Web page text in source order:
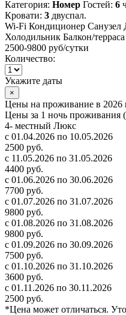
Категория: Номер Гостей: 6
Кровати: 3 двуспал.
Wi-Fi Кондиционер Санузел
Холодильник Балкон/терраса
2500-9800 руб/сутки
Количество:
Укажите даты
×
Цены на проживание в 2026
Цены за 1 ночь проживания
4- местный Люкс
с 01.04.2026 по 10.05.2026
2500 руб.
с 11.05.2026 по 31.05.2026
4400 руб.
с 01.06.2026 по 30.06.2026
7700 руб.
с 01.07.2026 по 31.07.2026
9800 руб.
с 01.08.2026 по 31.08.2026
9800 руб.
с 01.09.2026 по 30.09.2026
7500 руб.
с 01.10.2026 по 31.10.2026
3600 руб.
с 01.11.2026 по 30.11.2026
2500 руб.
*Цена может отличаться.